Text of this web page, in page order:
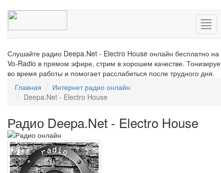
Слушайте радио Deepa.Net - Electro House онлайн бесплатно на
Vo-Radio в прямом эфире, стрим в хорошем качестве.
во время работы и помогает расслабиться после трудного дня.
Главная
Интернет радио онлайн
Deepa.Net - Electro House
Радио Deepa.Net - Electro House